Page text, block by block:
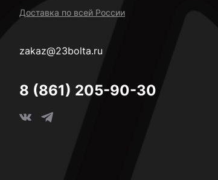
Доставка по всей России
zakaz@23bolta.ru
8 (861) 205-90-30